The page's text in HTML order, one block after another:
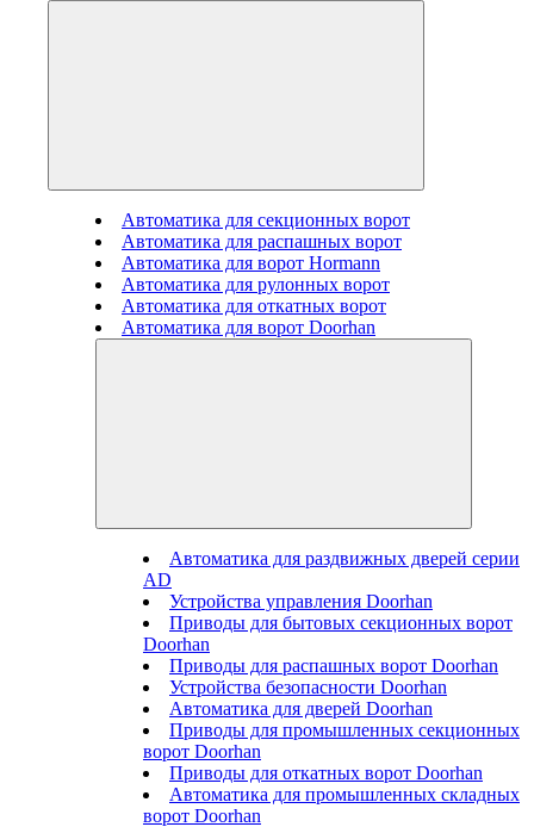
Автоматика для секционных ворот
Автоматика для распашных ворот
Автоматика для ворот Hormann
Автоматика для рулонных ворот
Автоматика для откатных ворот
Автоматика для ворот Doorhan
Автоматика для раздвижных дверей серии
AD
Устройства управления Doorhan
Приводы для бытовых секционных ворот
Doorhan
Приводы для распашных ворот Doorhan
Устройства безопасности Doorhan
Автоматика для дверей Doorhan
Приводы для промышленных секционных
ворот Doorhan
Приводы для откатных ворот Doorhan
Автоматика для промышленных складных
ворот Doorhan